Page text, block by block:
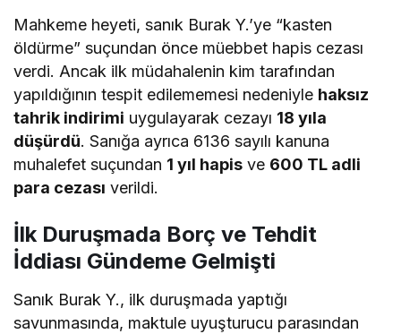
Mahkeme heyeti, sanık Burak Y.’ye “kasten
öldürme” suçundan önce müebbet hapis cezası
verdi. Ancak ilk müdahalenin kim tarafından
yapıldığının tespit edilememesi nedeniyle haksız
tahrik indirimi uygulayarak cezayı 18 yıla
düşürdü. Sanığa ayrıca 6136 sayılı kanuna
muhalefet suçundan 1 yıl hapis ve 600 TL adli
para cezası verildi.
İlk Duruşmada Borç ve Tehdit
İddiası Gündeme Gelmişti
Sanık Burak Y., ilk duruşmada yaptığı
savunmasında, maktule uyuşturucu parasından